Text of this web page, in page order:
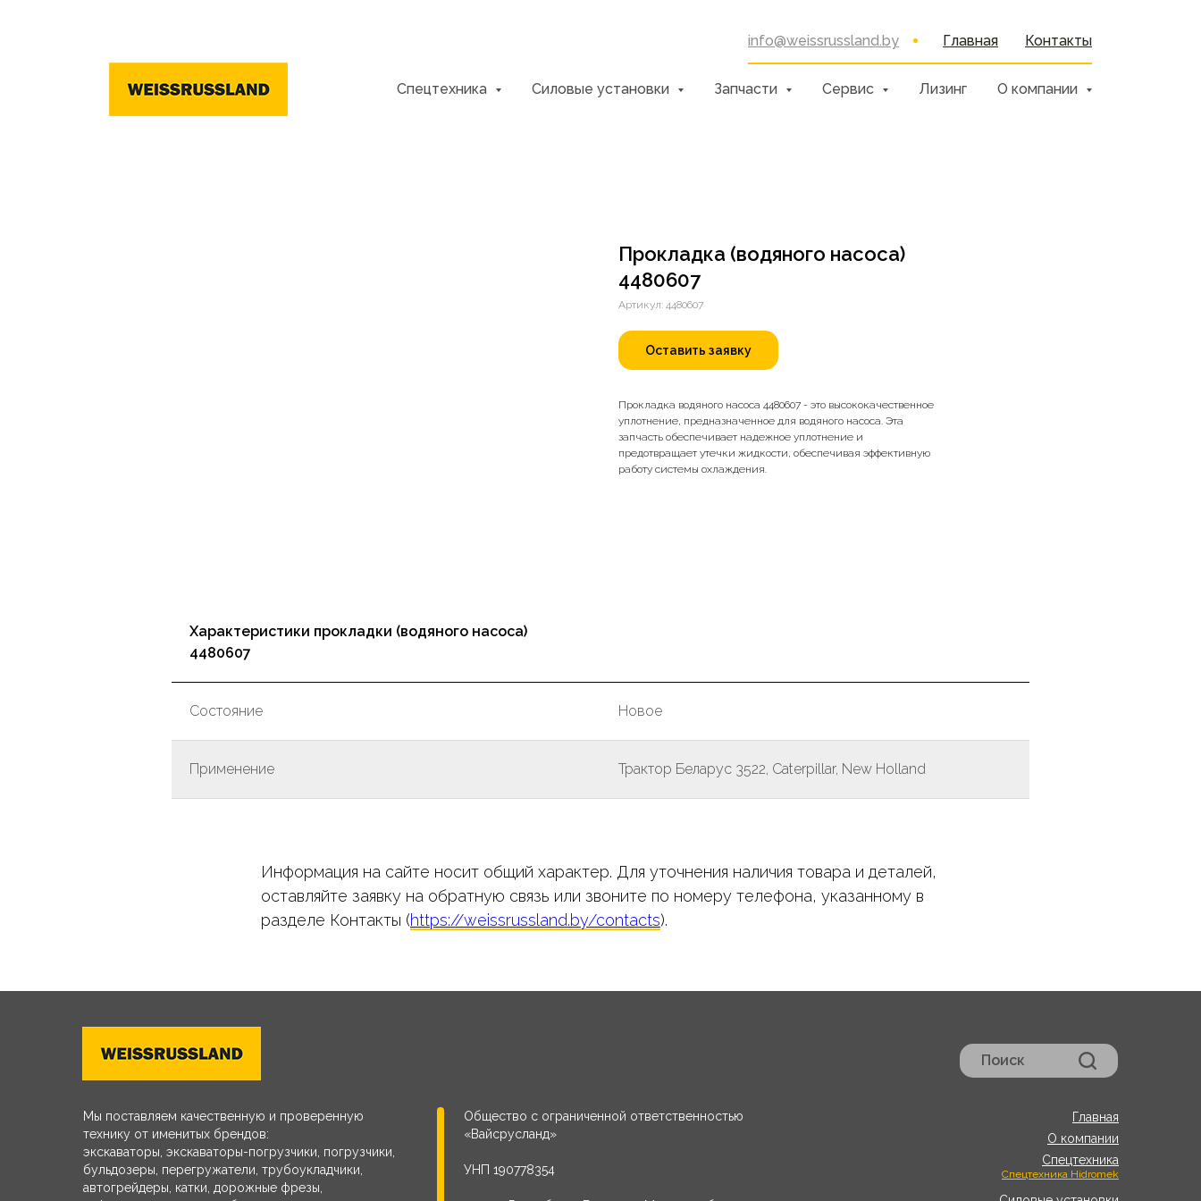
Контакты
Главная
info@weissrussland.by
Спецтехника Силовые установки Запчасти Сервис Лизинг О компании
Прокладка (водяного насоса)
4480607
Артикул: 4480607
Оставить заявку
Прокладка водяного насоса 4480607 - это высококачественное
уплотнение, предназначенное для водяного насоса. Эта
запчасть обеспечивает надежное уплотнение и
предотвращает утечки жидкости, обеспечивая эффективную
работу системы охлаждения.
Характеристики прокладки (водяного насоса)
4480607
Состояние Новое
Применение Трактор Беларус 3522, Caterpillar, New Holland
Информация на сайте носит общий характер. Для уточнения наличия товара и деталей,
оставляйте заявку на обратную связь или звоните по номеру телефона, указанному в
разделе Контакты (https://weissrussland.by/contacts).
Мы поставляем качественную и проверенную
технику от именитых брендов:
экскаваторы, экскаваторы-погрузчики, погрузчики,
бульдозеры, перегружатели, трубоукладчики,
автогрейдеры, катки, дорожные фрезы,
Общество с ограниченной ответственностью
«Вайсрусланд»
УНП 190778354
Главная
О компании
Спецтехника
Поиск
Спецтехника Hidromek